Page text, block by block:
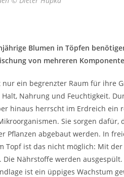
Blumen in Töpfen
von mehreren
nur ein begrenzter Raum für ihre
Nahrung und Feuchtigkeit.
hinaus herrscht im Erdreich ein
Sie sorgen
Pflanzen abgebaut werden. In
Topf ist das nicht möglich: Mit
Die Nährstoffe werden
ist ein üppiges Wachstum